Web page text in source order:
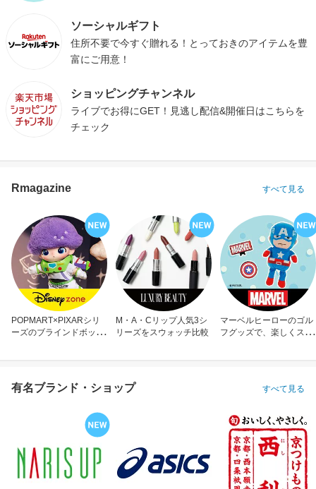
ソーシャルギフト
住所不要で今すぐ贈れる！とっておきのアイテムを豊
富にご用意！
ショッピングチャンネル
ライブでお得にGET！見逃し配信&開催日はこちらを
チェック
Rmagazine すべて見る
POPMART×PIXARシリ
ーズのブラインドボック
M・A・Cリップ人気3シ
リーズをスウォッチ比較
マーベルヒーローのゴル
フグッズで、楽しくスコ
有名ブランド・ショップ すべて見る